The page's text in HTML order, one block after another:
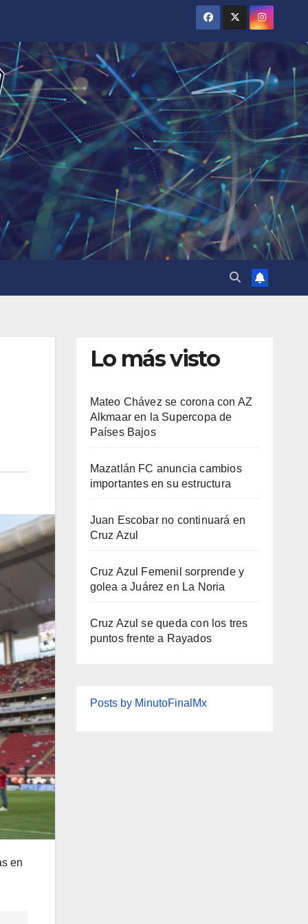
en
Lo más visto
Mateo Chávez se corona con AZ
Alkmaar en la Supercopa de
Países Bajos
Mazatlán FC anuncia cambios
importantes en su estructura
Juan Escobar no continuará en
Cruz Azul
Cruz Azul Femenil sorprende y
golea a Juárez en La Noria
Cruz Azul se queda con los tres
puntos frente a Rayados
Posts by MinutoFinalMx